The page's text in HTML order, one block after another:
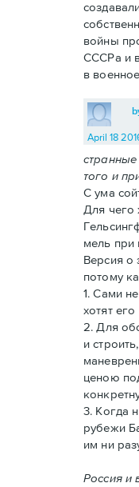
войны
СССРа и
в
April 18
того и
С ума
Для чего
мель при
Версия о
потому
1. Сами
хотят его
2. Для
и
ценою
3. Когда
рубежи
им ни
Россия и